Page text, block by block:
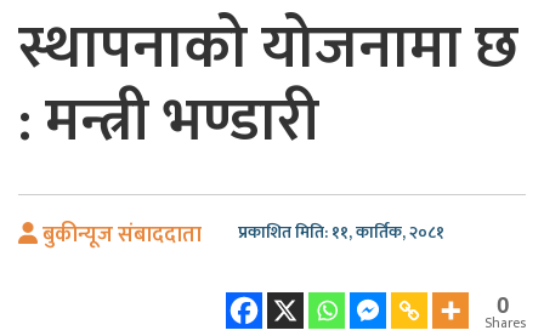
स्थापनाको योजनामा छ
: मन्त्री भण्डारी
बुकीन्यूज संबाददाता प्रकाशित मिति: ११, कार्तिक, २०८१
0
Shares